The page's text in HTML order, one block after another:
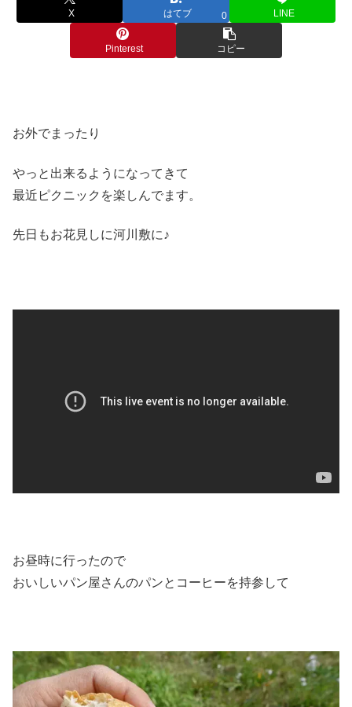
X はてブ 0 LINE
Pinterest コピー
お外でまったり
やっと出来るようになってきて
最近ピクニックを楽しんでます。
先日もお花見しに河川敷に♪
お昼時に行ったので
おいしいパン屋さんのパンとコーヒーを持参して